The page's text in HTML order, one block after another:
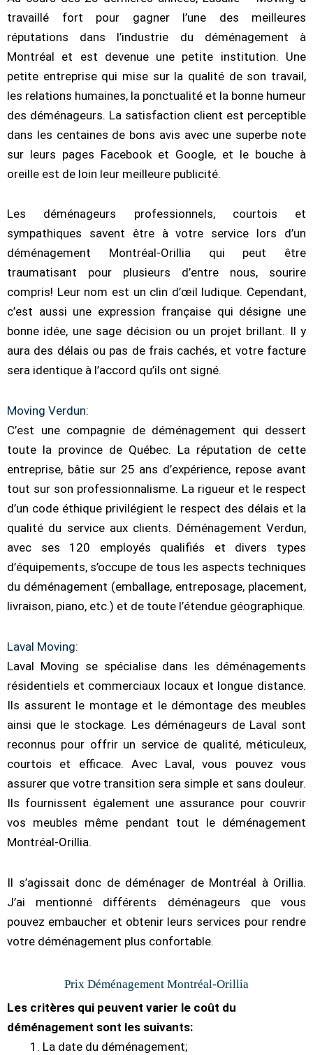
travaillé fort pour gagner l’une des meilleures
réputations dans l’industrie du déménagement à
Montréal et est devenue une petite institution. Une
petite entreprise qui mise sur la qualité de son travail,
les relations humaines, la ponctualité et la bonne humeur
des déménageurs. La satisfaction client est perceptible
dans les centaines de bons avis avec une superbe note
sur leurs pages Facebook et Google, et le bouche à
oreille est de loin leur meilleure publicité.
Les déménageurs professionnels, courtois et
sympathiques savent être à votre service lors d’un
déménagement Montréal-Orillia qui peut être
traumatisant pour plusieurs d’entre nous, sourire
compris! Leur nom est un clin d’œil ludique. Cependant,
c’est aussi une expression française qui désigne une
bonne idée, une sage décision ou un projet brillant. Il y
aura des délais ou pas de frais cachés, et votre facture
sera identique à l’accord qu’ils ont signé.
Moving Verdun:
C’est une compagnie de déménagement qui dessert
toute la province de Québec. La réputation de cette
entreprise, bâtie sur 25 ans d’expérience, repose avant
tout sur son professionnalisme. La rigueur et le respect
d’un code éthique privilégient le respect des délais et la
qualité du service aux clients. Déménagement Verdun,
avec ses 120 employés qualifiés et divers types
d’équipements, s’occupe de tous les aspects techniques
du déménagement (emballage, entreposage, placement,
livraison, piano, etc.) et de toute l’étendue géographique.
Laval Moving:
Laval Moving se spécialise dans les déménagements
résidentiels et commerciaux locaux et longue distance.
Ils assurent le montage et le démontage des meubles
ainsi que le stockage. Les déménageurs de Laval sont
reconnus pour offrir un service de qualité, méticuleux,
courtois et efficace. Avec Laval, vous pouvez vous
assurer que votre transition sera simple et sans douleur.
Ils fournissent également une assurance pour couvrir
vos meubles même pendant tout le déménagement
Montréal-Orillia.
Il s’agissait donc de déménager de Montréal à Orillia.
J’ai mentionné différents déménageurs que vous
pouvez embaucher et obtenir leurs services pour rendre
votre déménagement plus confortable.
Prix Déménagement Montréal-Orillia
Les critères qui peuvent varier le coût du
déménagement sont les suivants:
La date du déménagement;